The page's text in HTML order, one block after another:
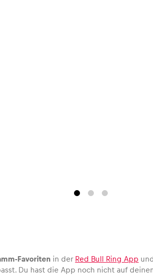
Favoriten in der Red Bull Ring App
Du hast die App noch nicht auf